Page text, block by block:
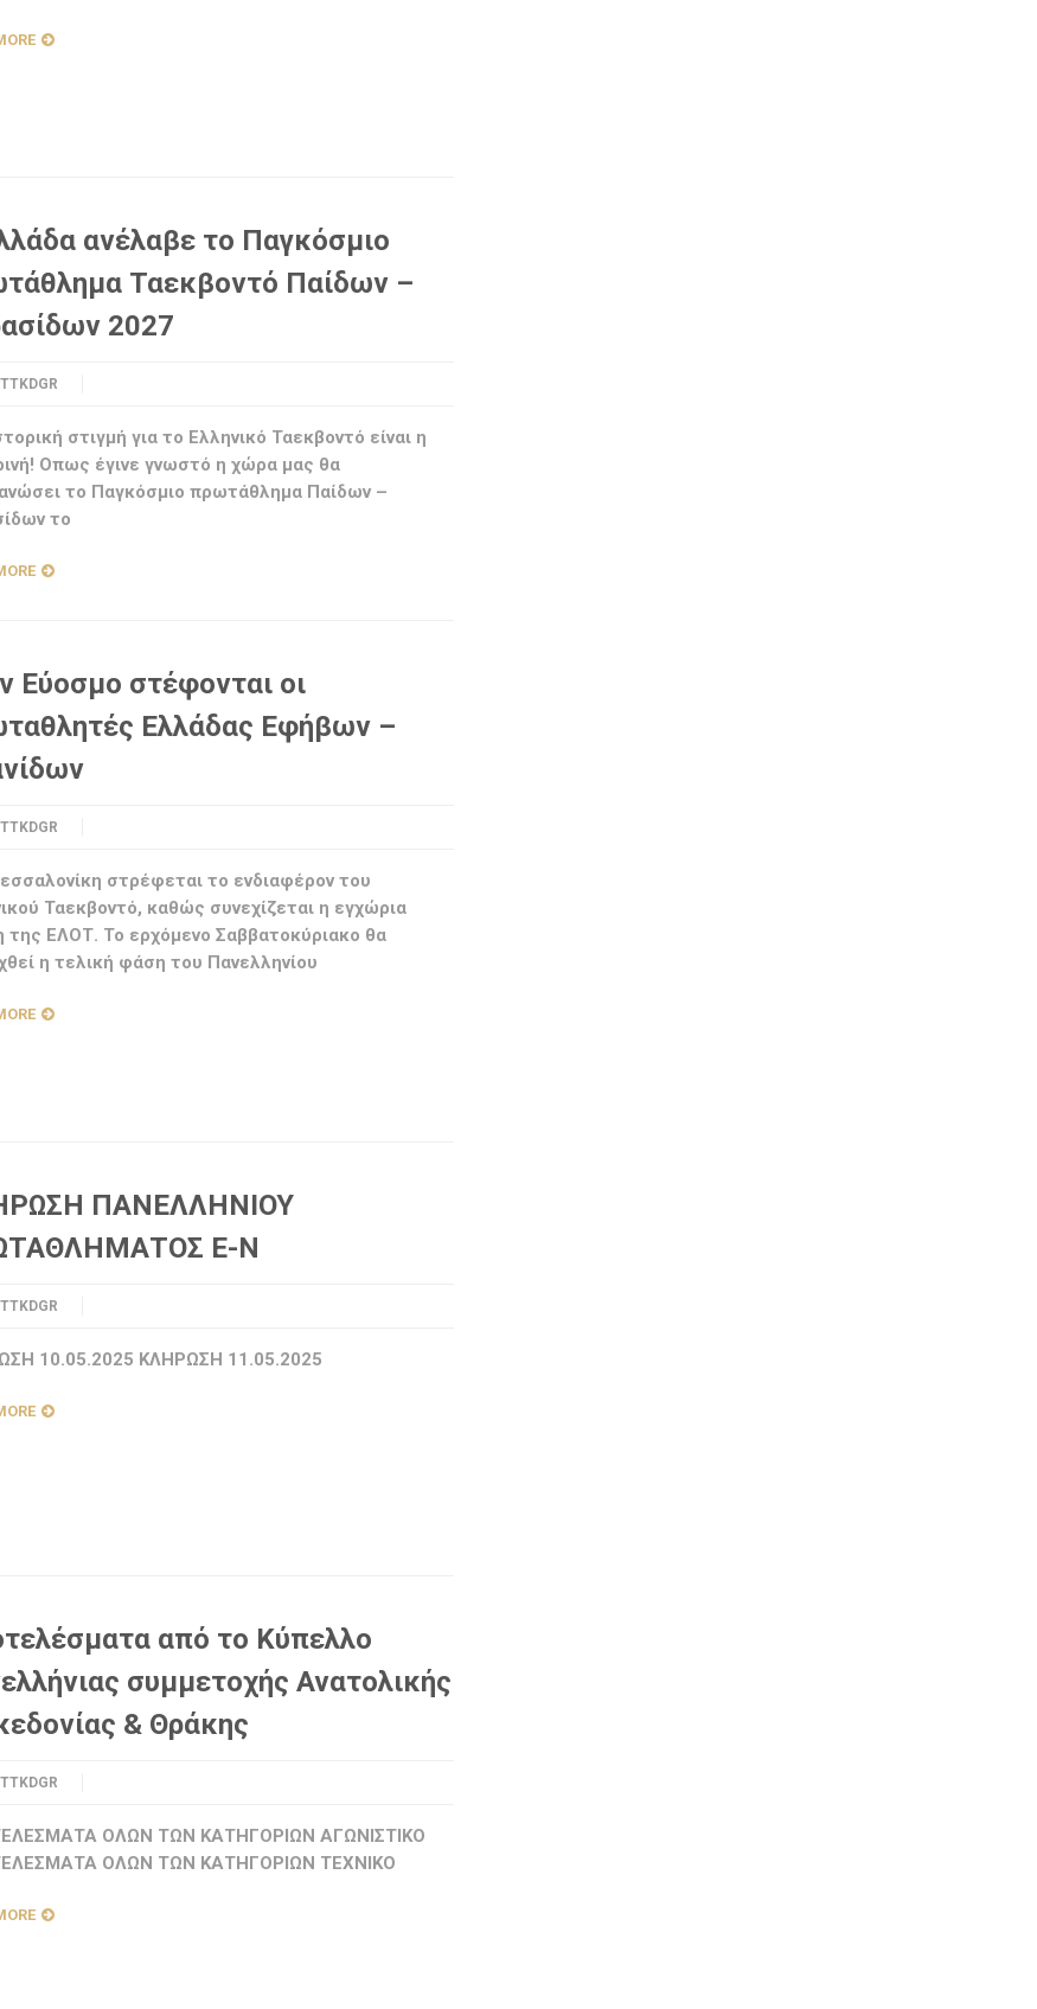
ανέλαβε το Παγκόσμιο
Ταεκβοντό Παίδων –
2027
στιγμή για το Ελληνικό Ταεκβοντό είναι η
Οπως έγινε γνωστό η χώρα μας θα
το Παγκόσμιο πρωτάθλημα Παίδων –
το
Εύοσμο στέφονται οι
Ελλάδας Εφήβων –
στρέφεται το ενδιαφέρον του
Ταεκβοντό, καθώς συνεχίζεται η εγχώρια
της ΕΛΟΤ. Το ερχόμενο Σαββατοκύριακο θα
η τελική φάση του Πανελληνίου
ΠΑΝΕΛΛΗΝΙΟΥ
Ε-Ν
10.05.2025 ΚΛΗΡΩΣΗ 11.05.2025
από το Κύπελλο
συμμετοχής Ανατολικής
& Θράκης
ΟΛΩΝ ΤΩΝ ΚΑΤΗΓΟΡΙΩΝ ΑΓΩΝΙΣΤΙΚΟ
ΟΛΩΝ ΤΩΝ ΚΑΤΗΓΟΡΙΩΝ ΤΕΧΝΙΚΟ